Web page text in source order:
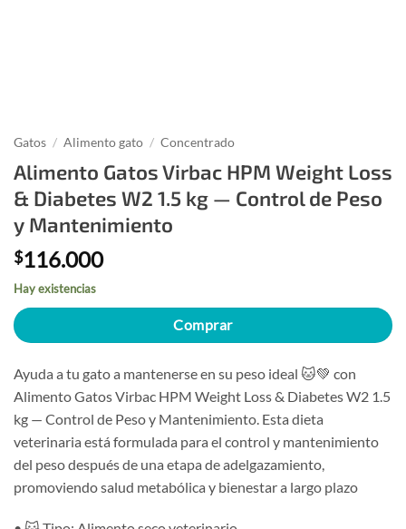
Gatos / Alimento gato / Concentrado
Alimento Gatos Virbac HPM Weight Loss
& Diabetes W2 1.5 kg — Control de Peso
y Mantenimiento
$116.000
Hay existencias
Comprar
Ayuda a tu gato a mantenerse en su peso ideal 🐱💚 con
Alimento Gatos Virbac HPM Weight Loss & Diabetes W2 1.5
kg — Control de Peso y Mantenimiento. Esta dieta
veterinaria está formulada para el control y mantenimiento
del peso después de una etapa de adelgazamiento,
promoviendo salud metabólica y bienestar a largo plazo